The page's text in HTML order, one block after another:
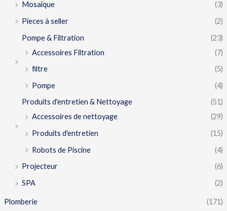
Mosaïque
(3)
Pieces à seller
(2)
Pompe & Filtration
(23)
Accessoires Filtration
(7)
filtre
(5)
Pompe
(4)
Produits d'entretien & Nettoyage
(51)
Accessoires de nettoyage
(29)
Produits d'entretien
(15)
Robots de Piscine
(4)
Projecteur
(6)
SPA
(2)
Plomberie
(171)